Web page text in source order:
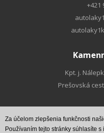
+421
Kpt. j.
Prešovská
Najdete nás na
FACEBOOKu
Za účelom zlepšenia funkčnosti
Používaním tejto stránky súhlasíte